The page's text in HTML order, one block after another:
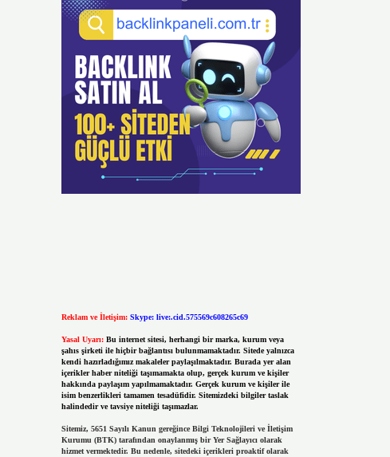
Reklam ve İletişim: Skype: live:.cid.575569c608265c69
Yasal Uyarı: Bu internet sitesi, herhangi bir marka, kurum veya
şahıs şirketi ile hiçbir bağlantısı bulunmamaktadır. Sitede yalnızca
kendi hazırladığımız makaleler paylaşılmaktadır. Burada yer alan
içerikler haber niteliği taşımamakta olup, gerçek kurum ve kişiler
hakkında paylaşım yapılmamaktadır. Gerçek kurum ve kişiler ile
isim benzerlikleri tamamen tesadüfidir. Sitemizdeki bilgiler taslak
halindedir ve tavsiye niteliği taşımazlar.
Sitemiz, 5651 Sayılı Kanun gereğince Bilgi Teknolojileri ve İletişim
Kurumu (BTK) tarafından onaylanmış bir Yer Sağlayıcı olarak
hizmet vermektedir. Bu nedenle, sitedeki içerikleri proaktif olarak